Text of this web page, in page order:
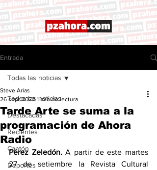
Entrada
Todas las noticias
Destacadas
Recientes
Cantón
Deportes
Todas las noticias
Tarde Arte se suma a la
programación de Ahora
Radio
Steve Arias
26 sept 2022 1 min de lectura
Pérez Zeledón. A partir de este martes
27 de setiembre la Revista Cultural